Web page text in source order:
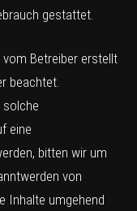
gestattet.
Betreiber erstellt
beachtet.
solche
eine
bitten wir um
von
Inhalte umgehend